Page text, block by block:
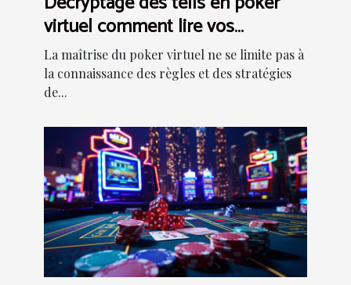
virtuel comment lire vos
adversaires derrière l'écran
La maîtrise du poker virtuel ne se limite pas à
la connaissance des règles et des stratégies
de...